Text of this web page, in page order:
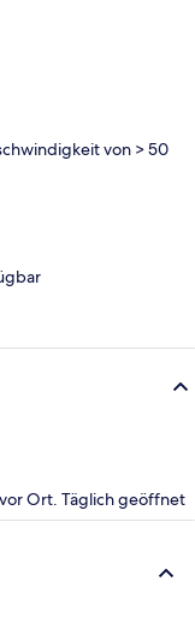
von > 50
Ort. Täglich geöffnet